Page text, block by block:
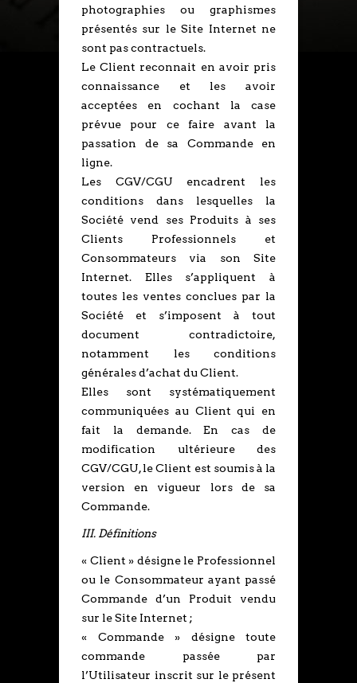
photographies ou graphismes
présentés sur le Site Internet ne
sont pas contractuels.
Le Client reconnait en avoir pris
connaissance et les avoir
acceptées en cochant la case
prévue pour ce faire avant la
passation de sa Commande en
ligne.
Les CGV/CGU encadrent les
conditions dans lesquelles la
Société vend ses Produits à ses
Clients Professionnels et
Consommateurs via son Site
Internet. Elles s’appliquent à
toutes les ventes conclues par la
Société et s’imposent à tout
document contradictoire,
notamment les conditions
générales d’achat du Client.
Elles sont systématiquement
communiquées au Client qui en
fait la demande. En cas de
modification ultérieure des
CGV/CGU, le Client est soumis à la
version en vigueur lors de sa
Commande.
III. Définitions
« Client » désigne le Professionnel
ou le Consommateur ayant passé
Commande d’un Produit vendu
sur le Site Internet ;
« Commande » désigne toute
commande passée par
l’Utilisateur inscrit sur le présent